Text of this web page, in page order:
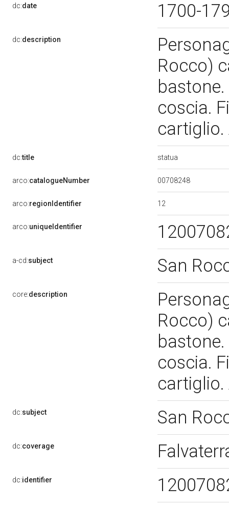
dc:date 1700-
dc:description
Rocco)
coscia.
dc:title statua
arco:catalogueNumber 00708248
arco:regionIdentifier 12
arco:uniqueIdentifier
a-cd:subject San
core:description
Rocco)
coscia.
dc:subject San
dc:coverage
dc:identifier